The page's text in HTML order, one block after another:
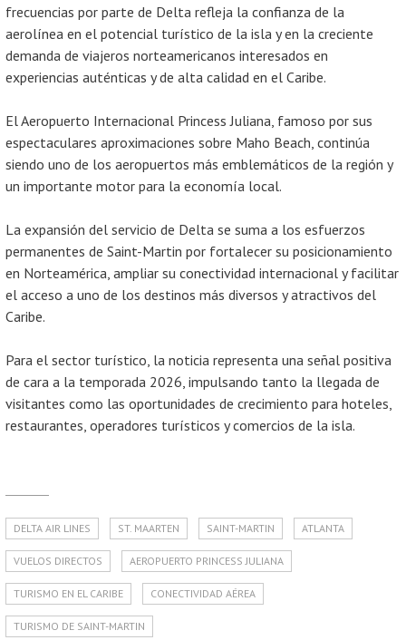
frecuencias por parte de Delta refleja la confianza de la
aerolínea en el potencial turístico de la isla y en la creciente
demanda de viajeros norteamericanos interesados en
experiencias auténticas y de alta calidad en el Caribe.
El Aeropuerto Internacional Princess Juliana, famoso por sus
espectaculares aproximaciones sobre Maho Beach, continúa
siendo uno de los aeropuertos más emblemáticos de la región y
un importante motor para la economía local.
La expansión del servicio de Delta se suma a los esfuerzos
permanentes de Saint-Martin por fortalecer su posicionamiento
en Norteamérica, ampliar su conectividad internacional y facilitar
el acceso a uno de los destinos más diversos y atractivos del
Caribe.
Para el sector turístico, la noticia representa una señal positiva
de cara a la temporada 2026, impulsando tanto la llegada de
visitantes como las oportunidades de crecimiento para hoteles,
restaurantes, operadores turísticos y comercios de la isla.
DELTA AIR LINES ST. MAARTEN SAINT-MARTIN ATLANTA
VUELOS DIRECTOS AEROPUERTO PRINCESS JULIANA
TURISMO EN EL CARIBE CONECTIVIDAD AÉREA
TURISMO DE SAINT-MARTIN